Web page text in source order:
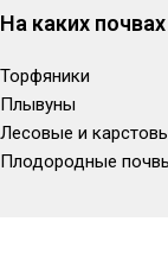
На каких
Торфяники
Плывуны
Лесовые и
Плодородные